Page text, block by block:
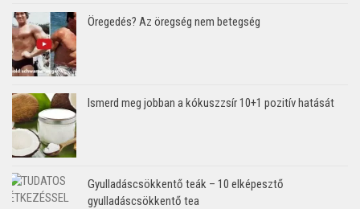
Öregedés? Az öregség nem betegség
Ismerd meg jobban a kókuszzsír 10+1 pozitív hatását
Gyulladáscsökkentő teák – 10 elképesztő
gyulladáscsökkentő tea